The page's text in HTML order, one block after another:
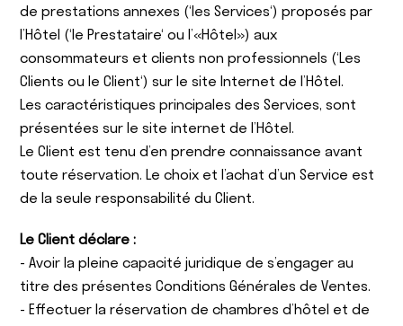
de prestations annexes (‘les Services‘) proposés par
l’Hôtel (‘le Prestataire‘ ou l’«Hôtel») aux
consommateurs et clients non professionnels (‘Les
Clients ou le Client‘) sur le site Internet de l’Hôtel.
Les caractéristiques principales des Services, sont
présentées sur le site internet de l’Hôtel.
Le Client est tenu d’en prendre connaissance avant
toute réservation. Le choix et l’achat d’un Service est
de la seule responsabilité du Client.
Le Client déclare :
- Avoir la pleine capacité juridique de s’engager au
titre des présentes Conditions Générales de Ventes.
- Effectuer la réservation de chambres d’hôtel et de